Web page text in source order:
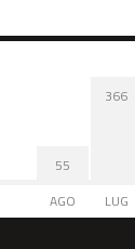
55
AGO
366
LUG